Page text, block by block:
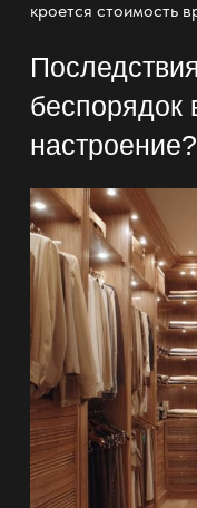
кроется стоимость
беспорядок
настроение?